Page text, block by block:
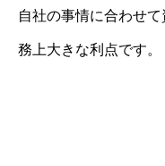
自社の事情に合わせ
務上大きな利点です。